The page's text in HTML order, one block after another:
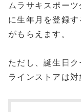
ムラサキスポー
に生年月を登録
がもらえます。
ただし、誕生日
ラインストアは対